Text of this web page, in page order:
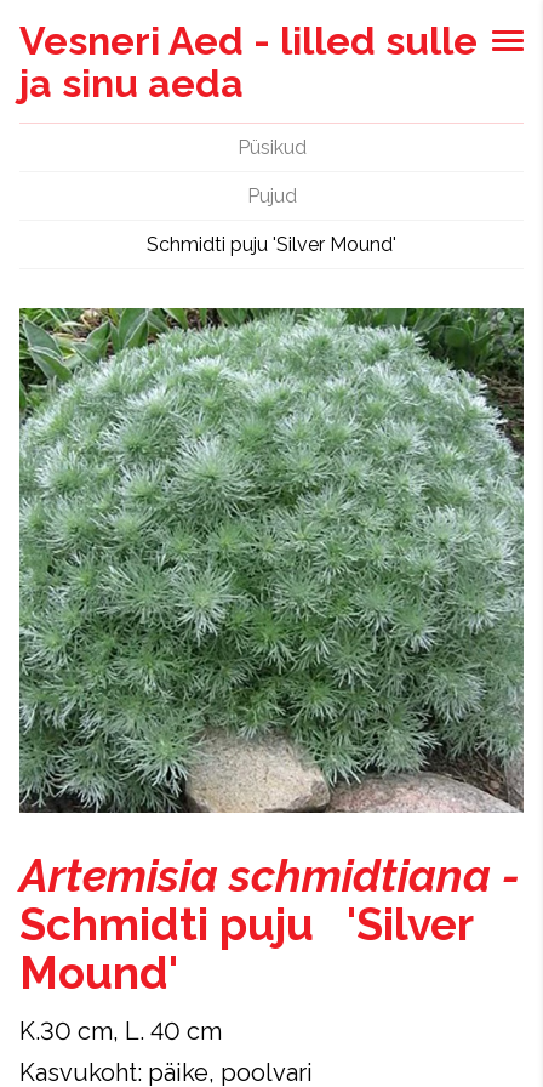
Vesneri Aed - lilled sulle
ja sinu aeda
Püsikud
Pujud
Schmidti puju 'Silver Mound'
Artemisia schmidtiana -
Schmidti puju 'Silver
Mound'
K.30 cm, L. 40 cm
Kasvukoht: päike, poolvari